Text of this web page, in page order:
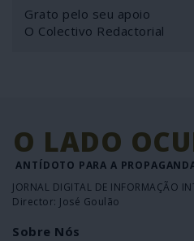
Grato pelo seu apoio
O Colectivo Redactorial
O LADO
ANTÍDOTO PARA A
JORNAL DIGITAL DE INFORMAÇÃO
Director: José Goulão
Sobre Nós